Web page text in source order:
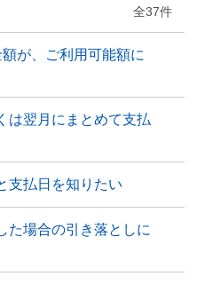
全37件
が、ご利用可能額に
は翌月にまとめて支払
支払日を知りたい
た場合の引き落としに